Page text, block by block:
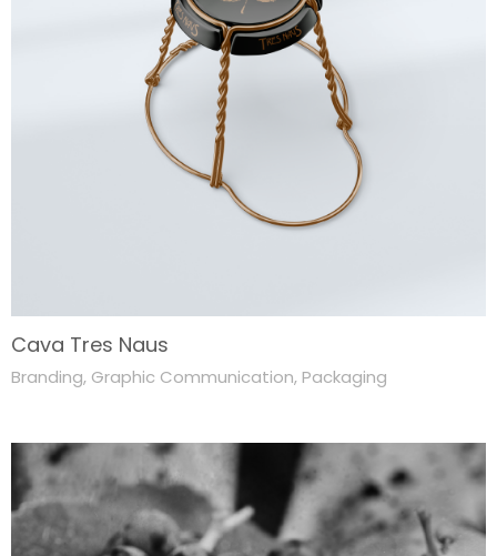
Cava Tres Naus
Branding, Graphic Communication, Packaging